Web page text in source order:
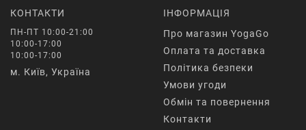
КОНТАКТИ
ПН-ПТ 10:00-21:00
10:00-17:00
10:00-17:00
м. Київ, Україна
ІНФОРМАЦІЯ
Про магазин YogaGo
Оплата та доставка
Політика безпеки
Умови угоди
Обмін та повернення
Контакти